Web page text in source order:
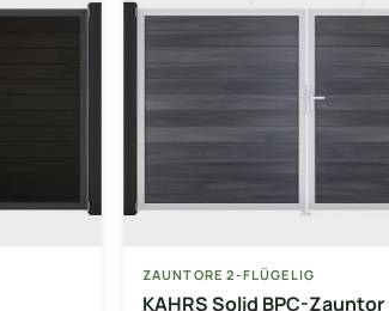
ZAUNTORE 2-FLÜGELIG
KAHRS Solid BPC-Zauntor